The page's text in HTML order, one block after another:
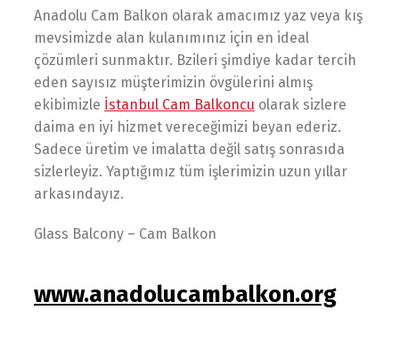
Anadolu Cam Balkon olarak amacımız yaz veya kış
mevsimizde alan kulanımınız için en ideal
çözümleri sunmaktır. Bzileri şimdiye kadar tercih
eden sayısız müşterimizin övgülerini almış
ekibimizle İstanbul Cam Balkoncu olarak sizlere
daima en iyi hizmet vereceğimizi beyan ederiz.
Sadece üretim ve imalatta değil satış sonrasıda
sizlerleyiz. Yaptığımız tüm işlerimizin uzun yıllar
arkasındayız.
Glass Balcony – Cam Balkon
www.anadolucambalkon.org